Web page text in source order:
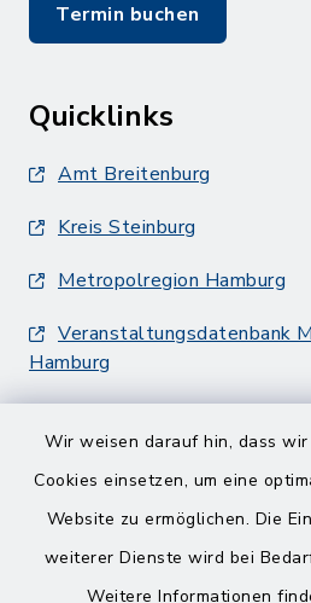
Wir weisen darauf hin, dass
Cookies einsetzen, um eine
Website zu ermöglichen. Die
weiterer Dienste wird bei
Weitere Informationen
Termin buchen
Quicklinks
Amt Breitenburg
Kreis Steinburg
Metropolregion Hamburg
Veranstaltungsdatenbank
Hamburg